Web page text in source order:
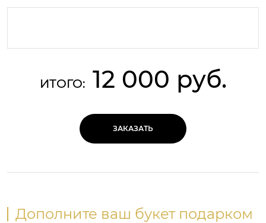
ИТОГО: 12 000 руб.
ЗАКАЗАТЬ
Дополните ваш букет подарком